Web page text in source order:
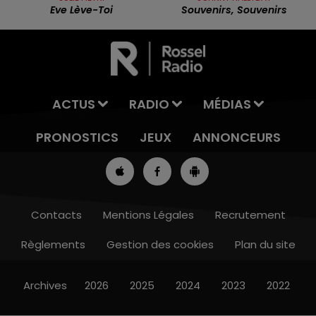
12h00 - 13h00
Eve Lève-Toi Souvenirs, Souvenirs
ACTUS RADIO
MÉDIAS
PRONOSTICS
JEUX ANNONCEURS
Contacts Mentions Légales
Recrutement
Règlements
Gestion des cookies Plan du site
Archives 2026 2025 2024 2023 2022